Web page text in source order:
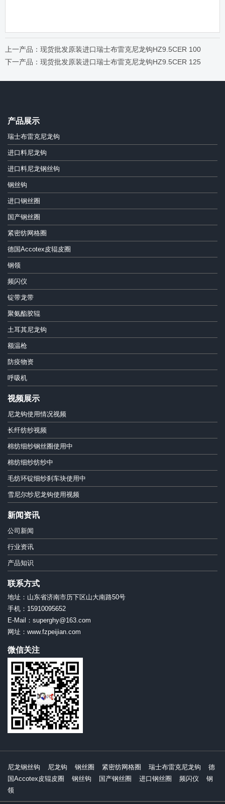
上一产品：现货批发原装进口瑞士布雷克尼龙钩HZ9.5CER 100
下一产品：现货批发原装进口瑞士布雷克尼龙钩HZ9.5CER 125
产品展示
瑞士布雷克尼龙钩
进口料尼龙钩
进口料尼龙钢丝钩
钢丝钩
进口钢丝圈
国产钢丝圈
紧密纺网格圈
德国Accotex皮辊皮圈
钢领
频闪仪
锭带龙带
聚氨酯胶辊
土耳其尼龙钩
额温枪
防疫物资
呼吸机
视频展示
尼龙钩使用情况视频
长纤纺纱视频
棉纺细纱钢丝圈使用中
棉纺细纱纺纱中
毛纺环锭细纱刹车块使用中
雪尼尔纱尼龙钩使用视频
新闻资讯
公司新闻
行业资讯
产品知识
联系方式
地址：山东省济南市历下区山大南路50号
手机：15910095652
E-Mail：superghy@163.com
网址：www.fzpeijian.com
微信关注
尼龙钢丝钩 尼龙钩 钢丝圈 紧密纺网格圈 瑞士布雷克尼龙钩
德
国Accotex皮辊皮圈
钢丝钩 国产钢丝圈 进口钢丝圈 频闪仪
钢
领